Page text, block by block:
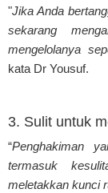
"Jika Anda
sekarang
mengelolanya
kata Dr Yousuf.
3. Sulit untuk
“Penghakiman
termasuk
meletakkan kunci